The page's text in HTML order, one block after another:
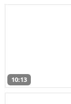
10:13